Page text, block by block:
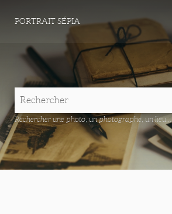
PORTRAIT SÉPIA
Rechercher une photo, un photographe, un lieu...